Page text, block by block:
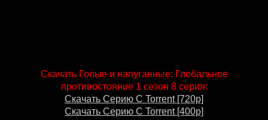
Скачать Голые и напуганные: Глобальное
противостояние 1 сезон 8 серия:
Скачать Серию С Torrent [720p]
Скачать Серию С Torrent [400p]